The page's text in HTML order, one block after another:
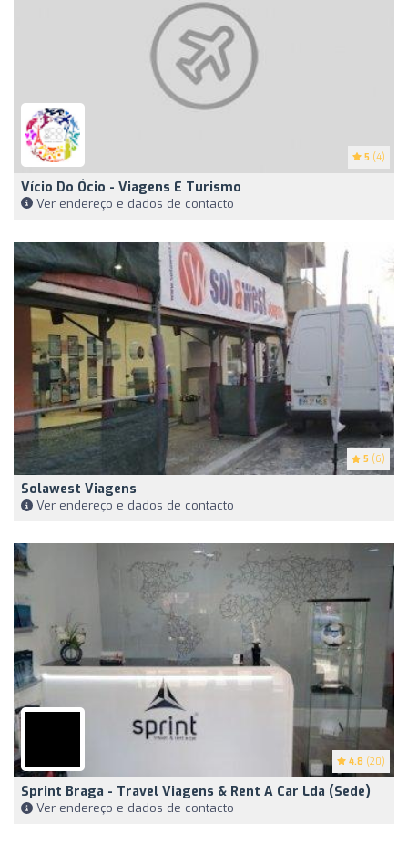
5 (4)
Vício Do Ócio - Viagens E Turismo
Ver endereço e dados de contacto
5 (6)
Solawest Viagens
Ver endereço e dados de contacto
4.8 (20)
Sprint Braga - Travel Viagens & Rent A Car Lda (Sede)
Ver endereço e dados de contacto